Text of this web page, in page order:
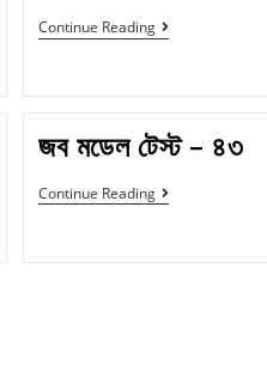
Continue Reading
জব মডেল টেস্ট – ৪৩
Continue Reading